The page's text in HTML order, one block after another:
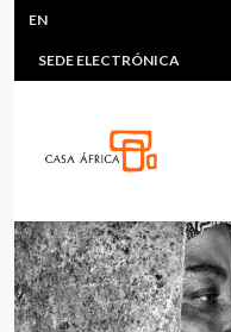
Skip to main content
HEADER MENU
MULTIMEDIA
SEDE ELECTRÓNICA
EN